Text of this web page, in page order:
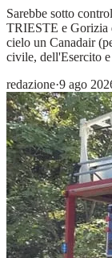
Sarebbe sotto
TRIESTE e Gorizia
cielo un Canadair
civile, dell'Esercito
redazione·9 ago